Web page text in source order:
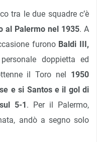
tra le due squadre c’è
al Palermo nel 1935. A
furono Baldi III,
doppietta ed
il Toro nel 1950
e si Santos e il gol di
5-1. Per il Palermo,
andò a segno solo